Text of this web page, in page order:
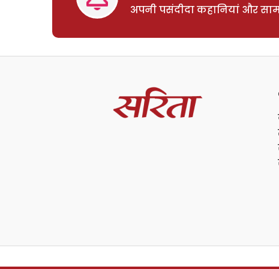
अपनी पसंदीदा कहानियां और